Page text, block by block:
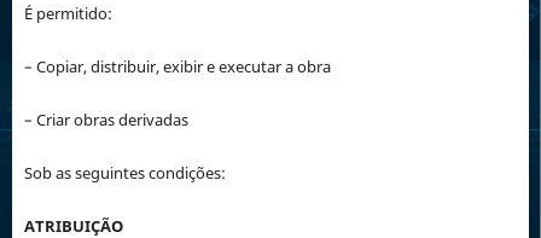
É permitido:
– Copiar, distribuir, exibir e executar a obra
– Criar obras derivadas
Sob as seguintes condições:
ATRIBUIÇÃO